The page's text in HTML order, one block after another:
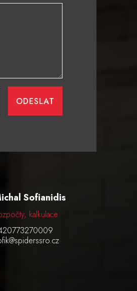
ODESLAT
Sofianidis
kalkulace